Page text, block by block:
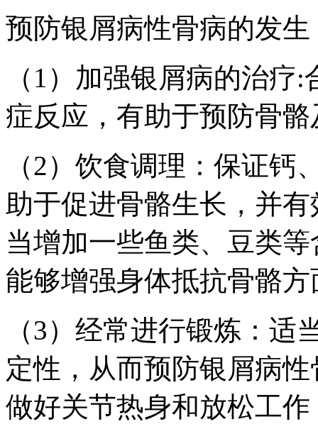
预防银屑病性骨病的发
（1）加强银屑病的治
症反应，有助于预防骨
（2）饮食调理：保证
助于促进骨骼生长，并
当增加一些鱼类、豆类
能够增强身体抵抗骨骼
（3）经常进行锻炼：
定性，从而预防银屑病
做好关节热身和放松工